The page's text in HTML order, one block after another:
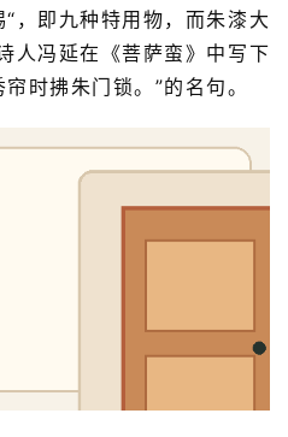
注册
，即九种特用物，而朱漆大
人冯延在《菩萨蛮》中写下
时拂朱门锁。”的名句。